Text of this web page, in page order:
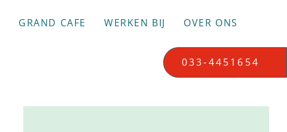
GRAND CAFE WERKEN BIJ OVER ONS
033-4451654